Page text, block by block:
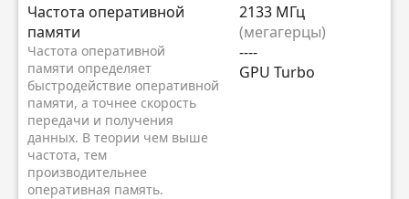
Частота оперативной
памяти
Частота оперативной
памяти определяет
быстродействие оперативной
памяти, а точнее скорость
передачи и получения
данных. В теории чем выше
частота, тем
производительнее
оперативная память.
2133 МГц
(мегагерцы)
----
GPU Turbo